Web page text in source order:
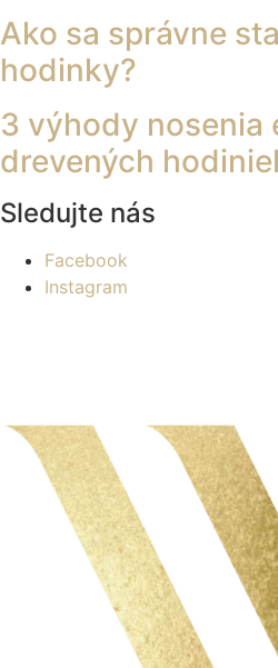
Ako sa správne
hodinky?
3 výhody nosenia
drevených
Sledujte nás
Facebook
Instagram